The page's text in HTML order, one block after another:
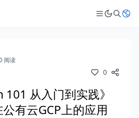
阅读
0
101 从入门到实践》
有云GCP上的应用